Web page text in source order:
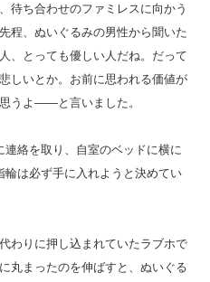
待ち合わせのファミレスに向かう
程、ぬいぐるみの男性から聞いた
とっても優しい人だね。だって
しいとか。お前に思われる価値が
うよ――と言いました。
絡を取り、自室のベッドに横に
は必ず手に入れようと決めてい
わりに押し込まれていたラブホで
丸まったのを伸ばすと、ぬいぐる